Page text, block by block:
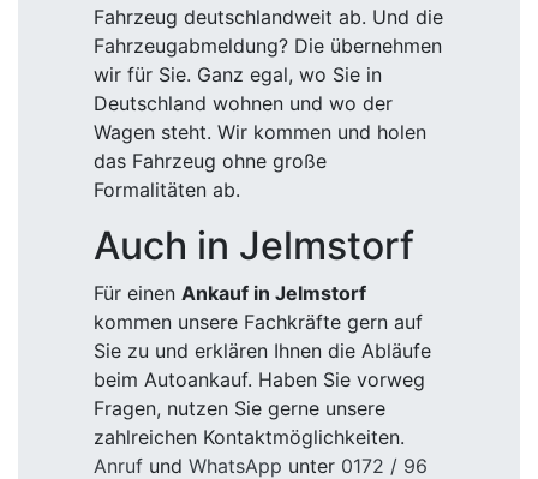
Fahrzeug deutschlandweit ab. Und die
Fahrzeugabmeldung? Die übernehmen
wir für Sie. Ganz egal, wo Sie in
Deutschland wohnen und wo der
Wagen steht. Wir kommen und holen
das Fahrzeug ohne große
Formalitäten ab.
Auch in Jelmstorf
Für einen Ankauf in Jelmstorf
kommen unsere Fachkräfte gern auf
Sie zu und erklären Ihnen die Abläufe
beim Autoankauf. Haben Sie vorweg
Fragen, nutzen Sie gerne unsere
zahlreichen Kontaktmöglichkeiten.
Anruf und WhatsApp unter 0172 / 96